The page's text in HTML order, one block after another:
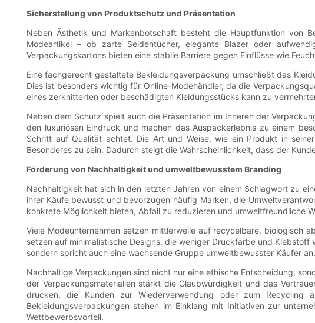
Sicherstellung von Produktschutz und Präsentation
Neben Ästhetik und Markenbotschaft besteht die Hauptfunktion von
Modeartikel – ob zarte Seidentücher, elegante Blazer oder
Verpackungskartons bieten eine stabile Barriere gegen Einflüsse wie
Eine fachgerecht gestaltete Bekleidungsverpackung umschließt das
Dies ist besonders wichtig für Online-Modehändler, da die
eines zerknitterten oder beschädigten Kleidungsstücks kann zu
Neben dem Schutz spielt auch die Präsentation im Inneren der
den luxuriösen Eindruck und machen das Auspackerlebnis zu einem
Schritt auf Qualität achtet. Die Art und Weise, wie ein Produkt in
Besonderes zu sein. Dadurch steigt die Wahrscheinlichkeit, dass der
Förderung von Nachhaltigkeit und umweltbewusstem Branding
Nachhaltigkeit hat sich in den letzten Jahren von einem Schlagwort zu
ihrer Käufe bewusst und bevorzugen häufig Marken, die
konkrete Möglichkeit bieten, Abfall zu reduzieren und umweltfreundliche
Viele Modeunternehmen setzen mittlerweile auf recycelbare, biologisch
setzen auf minimalistische Designs, die weniger Druckfarbe und
sondern spricht auch eine wachsende Gruppe umweltbewusster Käufer an.
Nachhaltige Verpackungen sind nicht nur eine ethische Entscheidung,
der Verpackungsmaterialien stärkt die Glaubwürdigkeit und das
drucken, die Kunden zur Wiederverwendung oder zum Recycling
Bekleidungsverpackungen stehen im Einklang mit Initiativen zur
Wettbewerbsvorteil.